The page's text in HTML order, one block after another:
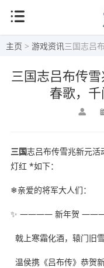
主页 > 游戏资讯三国志吕布传
三国志吕布传
春歌，
三国志吕布传雪兆新元
灯红 *如下：
❄亲爱的将军大人们：
✨ ———— 新年贺
戟上寒霜化酒，辕门旧
温侯携《吕布传》恭贺